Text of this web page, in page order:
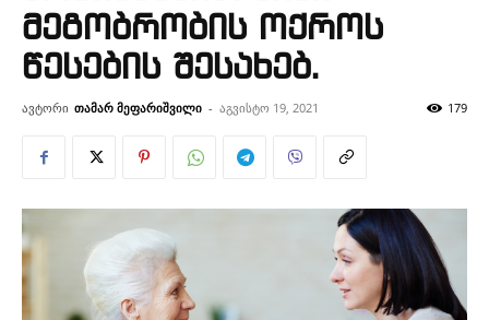
მეგობრობის ოქროს
წესების შესახებ.
ავტორი თამარ მეფარიშვილი - აგვისტო 19, 2021 179